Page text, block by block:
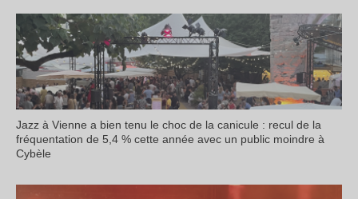
Jazz à Vienne a bien tenu le choc de la canicule : recul de la
fréquentation de 5,4 % cette année avec un public moindre à
Cybèle